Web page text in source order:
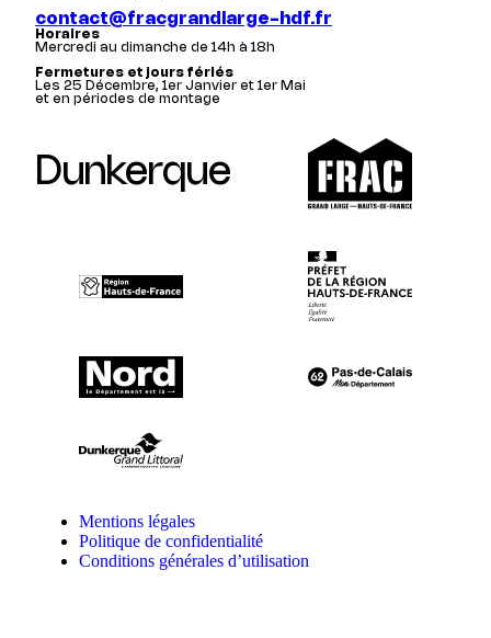
contact@fracgrandlarge-hdf.fr
Horaires
Mercredi au dimanche de 14h à 18h
Fermetures et jours fériés
Les 25 Décembre, 1er Janvier et 1er Mai
et en périodes de montage
Dunkerque
Mentions légales
Politique de confidentialité
Conditions générales d’utilisation